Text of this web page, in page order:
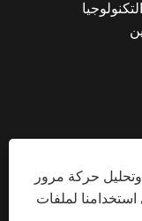
حركة مرور
لملفات
التكنولوجيا